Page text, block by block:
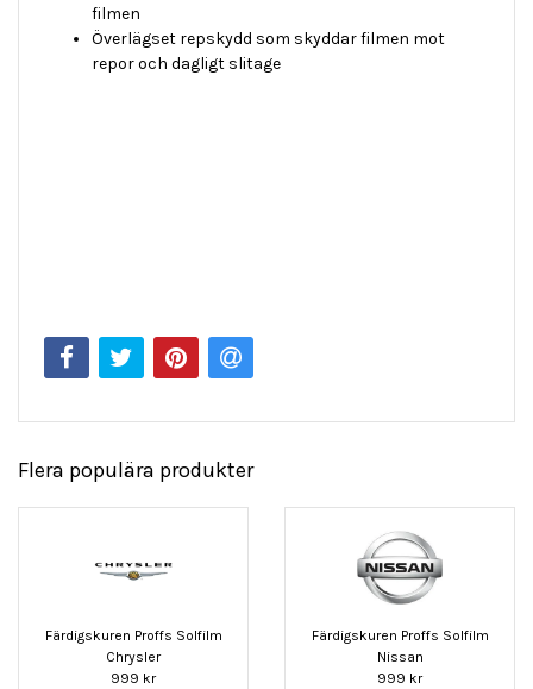
filmen
Överlägset repskydd som skyddar filmen mot
repor och dagligt slitage
Flera populära produkter
Färdigskuren Proffs Solfilm
Chrysler
999 kr
Färdigskuren Proffs Solfilm
Nissan
999 kr